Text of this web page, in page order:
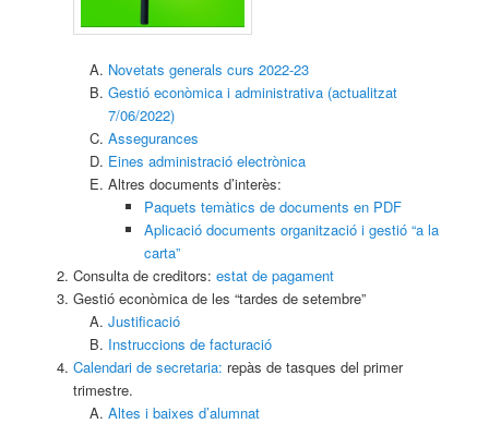
Novetats generals curs 2022-23
Gestió econòmica i administrativa (actualitzat
7/06/2022)
Assegurances
Eines administració electrònica
Altres documents d’interès:
Paquets temàtics de documents en PDF
Aplicació documents organització i gestió “a la
carta”
Consulta de creditors: estat de pagament
Gestió econòmica de les “tardes de setembre”
Justificació
Instruccions de facturació
Calendari de secretaria: repàs de tasques del primer
trimestre.
Altes i baixes d’alumnat